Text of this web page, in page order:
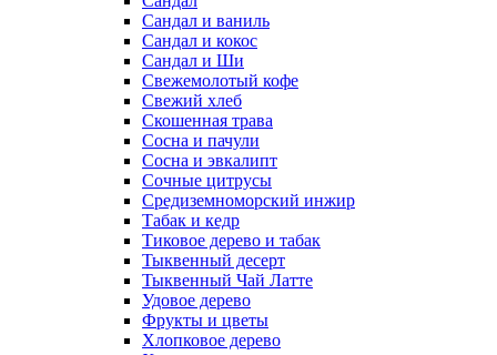
Сандал и ваниль
Сандал и кокос
Сандал и Ши
Свежемолотый кофе
Свежий хлеб
Скошенная трава
Сосна и пачули
Сосна и эвкалипт
Сочные цитрусы
Средиземноморский инжир
Табак и кедр
Тиковое дерево и табак
Тыквенный десерт
Тыквенный Чай Латте
Удовое дерево
Фрукты и цветы
Хлопковое дерево